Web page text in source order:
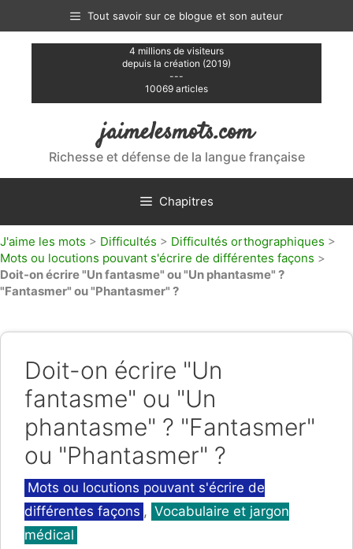
contenu
Tout savoir sur ce blogue et son auteur
4 millions de visiteurs
depuis la création (2019)
---
10069 articles
jaimelesmots.com
Richesse et défense de la langue française
Chapitres
J'aime les mots > Difficultés > Difficultés orthographiques >
Mots ou locutions pouvant s'écrire de différentes façons >
Doit-on écrire "Un fantasme" ou "Un phantasme" ?
"Fantasmer" ou "Phantasmer" ?
Doit-on écrire "Un
fantasme" ou "Un
phantasme" ? "Fantasmer"
ou "Phantasmer" ?
Catégories
Mots ou locutions pouvant s'écrire de
différentes façons , Vocabulaire et jargon
médical